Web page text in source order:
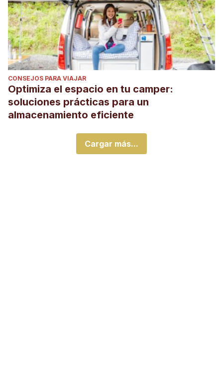
CONSEJOS PARA VIAJAR
Optimiza el espacio en tu camper:
soluciones prácticas para un
almacenamiento eficiente
Cargar más...